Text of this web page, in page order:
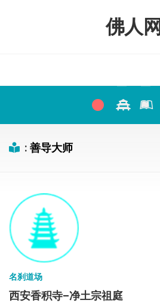
佛人网
: 善导大师
名刹道场
西安香积寺–净土宗祖庭